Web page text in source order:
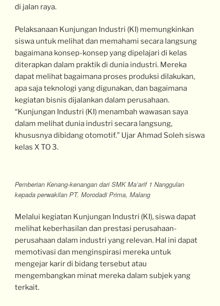
di jalan raya.
Pelaksanaan Kunjungan Industri (KI) memungkinkan
siswa untuk melihat dan memahami secara langsung
bagaimana konsep-konsep yang dipelajari di kelas
diterapkan dalam praktik di dunia industri. Mereka
dapat melihat bagaimana proses produksi dilakukan,
apa saja teknologi yang digunakan, dan bagaimana
kegiatan bisnis dijalankan dalam perusahaan.
“Kunjungan Industri (KI) menambah wawasan saya
dalam melihat dunia industri secara langsung,
khususnya dibidang otomotif.” Ujar Ahmad Soleh siswa
kelas X TO 3.
Pemberian Kenang-kenangan dari SMK Ma’arif 1 Nanggulan
kepada perwakilan PT. Morodadi Prima, Malang
Melalui kegiatan Kunjungan Industri (KI), siswa dapat
melihat keberhasilan dan prestasi perusahaan-
perusahaan dalam industri yang relevan. Hal ini dapat
memotivasi dan menginspirasi mereka untuk
mengejar karir di bidang tersebut atau
mengembangkan minat mereka dalam subjek yang
terkait.